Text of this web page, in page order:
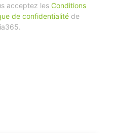
acceptez les Conditions
de confidentialitéde